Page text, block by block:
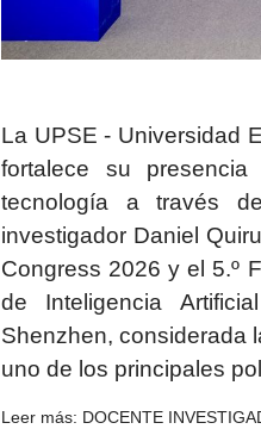
La UPSE - Universidad
fortalece su
tecnología a través
investigador Daniel
Congress 2026 y el 5.º
de Inteligencia
Shenzhen, considerada
uno de los principales
Leer más: DOCENTE